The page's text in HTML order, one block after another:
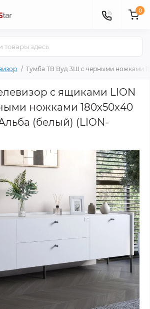
0
Тумба ТВ Вуд 3Ш с черными ножками
с ящиками LION
ножками 180х50х40
(белый) (LION-